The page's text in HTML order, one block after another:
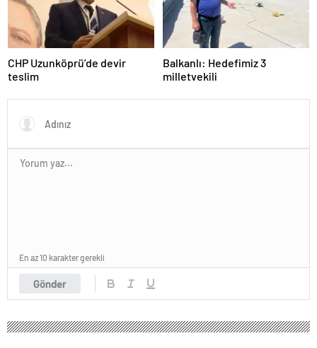
CHP Uzunköprü’de devir
teslim
Balkanlı: Hedefimiz 3
milletvekili
Gönder
En az 10 karakter gerekli